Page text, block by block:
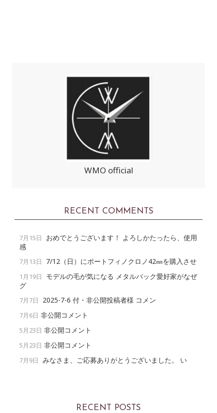
WMO official
RECENT COMMENTS
7月15日
おめでとうございます！ よろしかたったら、使用
感
7月13日 7/12（日）にポートフィノクロノ42㎜を購入させ
1月19日
モデルの毛が気になる メタルバック愛好家がなぜ
グ
7月7日 2025-7-6 付・非公開投稿者様 コメン
7月6日 非公開コメント
5月23日 非公開コメント
5月23日 非公開コメント
7月9日 みなさま、ご応募ありがとうございました。 い
RECENT POSTS